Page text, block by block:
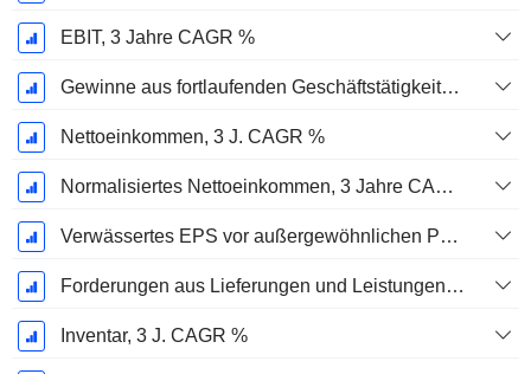
EBIT, 3 Jahre CAGR %
Gewinne aus fortlaufenden Geschäftstätigkeiten, 3 Jahre KAGR %
Nettoeinkommen, 3 J. CAGR %
Normalisiertes Nettoeinkommen, 3 Jahre CAGR %
Verwässertes EPS vor außergewöhnlichen Posten, 3-Jahres-CAGR %
Forderungen aus Lieferungen und Leistungen, 3-Jahres-CAGR %
Inventar, 3 J. CAGR %